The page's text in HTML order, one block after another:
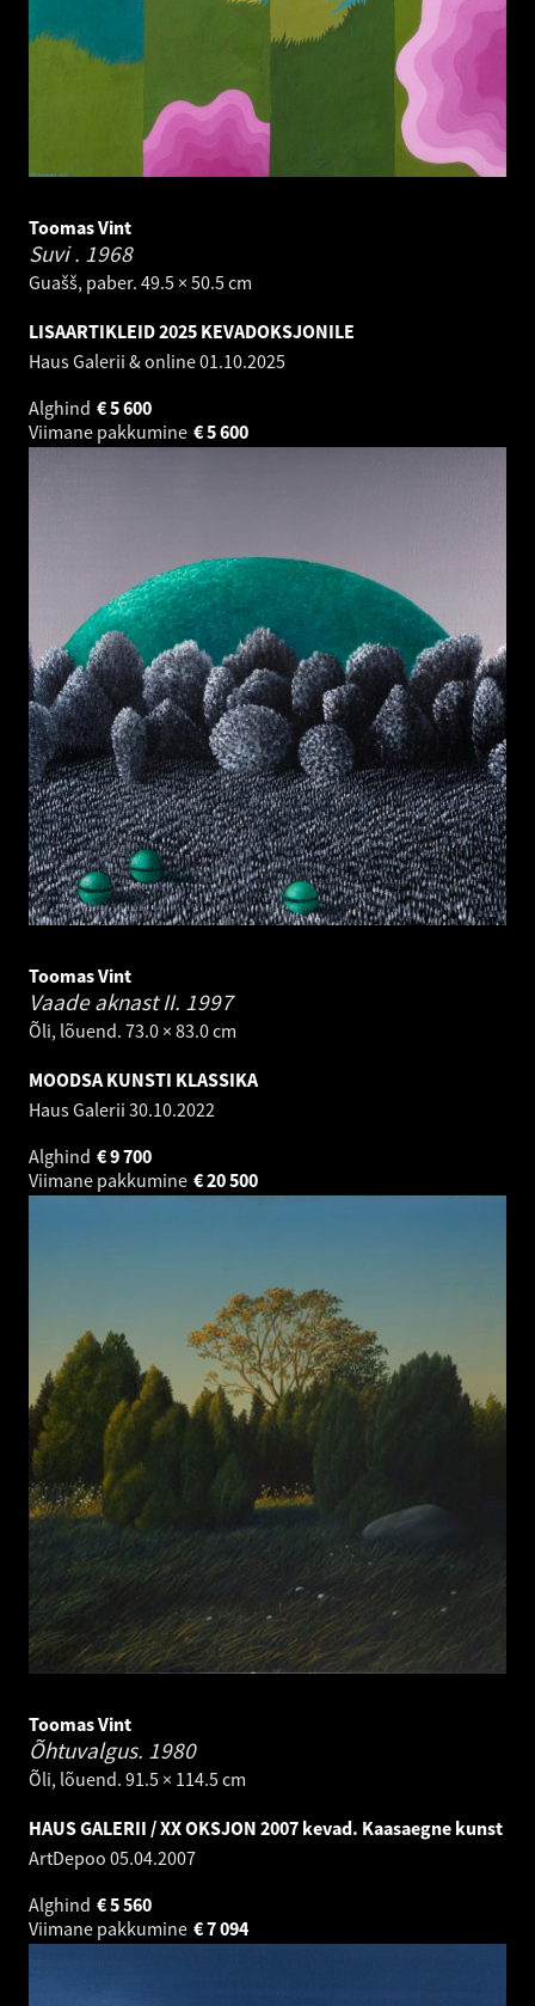
Toomas Vint
Suvi . 1968
Guašš, paber. 49.5 × 50.5 cm
LISAARTIKLEID 2025 KEVADOKSJONILE
Haus Galerii & online01.10.2025
Alghind
5 600
€
Viimane pakkumine
5 600
€
Toomas Vint
Vaade aknast II. 1997
Õli, lõuend. 73.0 × 83.0 cm
MOODSA KUNSTI KLASSIKA
Haus Galerii 30.10.2022
Alghind
9 700
€
Viimane pakkumine
20 500
€
Toomas Vint
Õhtuvalgus. 1980
Õli, lõuend. 91.5 × 114.5 cm
HAUS GALERII / XX OKSJON 2007 kevad. Kaasaegne kunst
ArtDepoo 05.04.2007
Alghind
5 560
€
Viimane pakkumine
7 094
€